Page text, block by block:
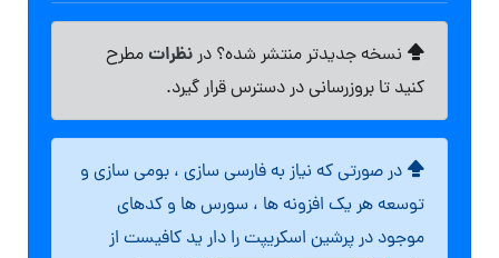
نسخه جدیدتر منتشر شده؟ درنظراتمطرح
کنید تا بروزرسانی در دسترس قرار گیرد.
در صورتی که نیاز به فارسی سازی ، بومی سازی و
توسعه هر یک افزونه ها ، سورس ها و کدهای
موجود در پرشین اسکریپت را دار ید کافیست از